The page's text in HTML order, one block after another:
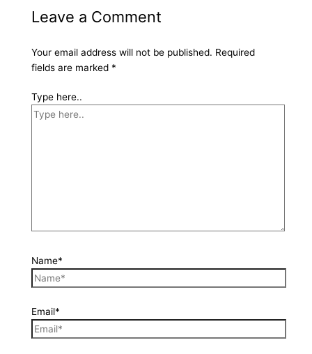
Leave a Comment
Your email address will not be published. Required
fields are marked *
Type here..
Name*
Email*